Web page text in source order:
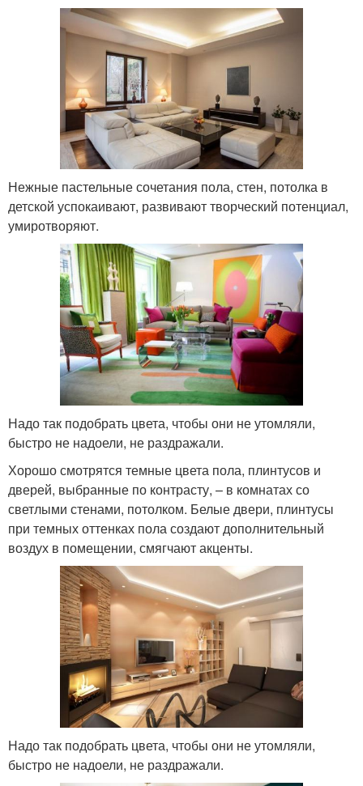
Нежные пастельные сочетания пола, стен, потолка в
детской успокаивают, развивают творческий потенциал,
умиротворяют.
Надо так подобрать цвета, чтобы они не утомляли,
быстро не надоели, не раздражали.
Хорошо смотрятся темные цвета пола, плинтусов и
дверей, выбранные по контрасту, – в комнатах со
светлыми стенами, потолком. Белые двери, плинтусы
при темных оттенках пола создают дополнительный
воздух в помещении, смягчают акценты.
Надо так подобрать цвета, чтобы они не утомляли,
быстро не надоели, не раздражали.